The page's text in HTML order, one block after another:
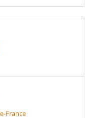
France